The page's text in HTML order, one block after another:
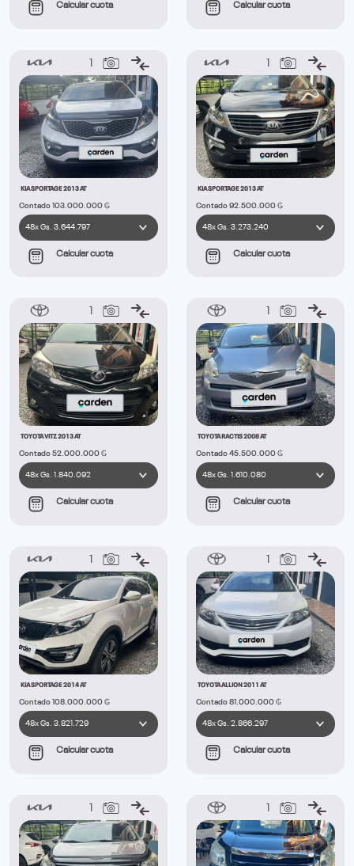
Calcular cuota Calcular cuota
1
KIA SPORTAGE 2013 AT
Contado 103.000.000 ₲
Calcular cuota
1
KIA SPORTAGE 2013 AT
Contado 92.500.000 ₲
Calcular cuota
TOYOTA VITZ 2013 AT
Contado 52.000.000 ₲
Calcular cuota
TOYOTA RACTIS 2008 AT
Contado 45.500.000 ₲
Calcular cuota
KIA SPORTAGE 2014 AT
Contado 108.000.000 ₲
Calcular cuota
TOYOTA ALLION 2011 AT
Contado 81.000.000 ₲
Calcular cuota
1 1